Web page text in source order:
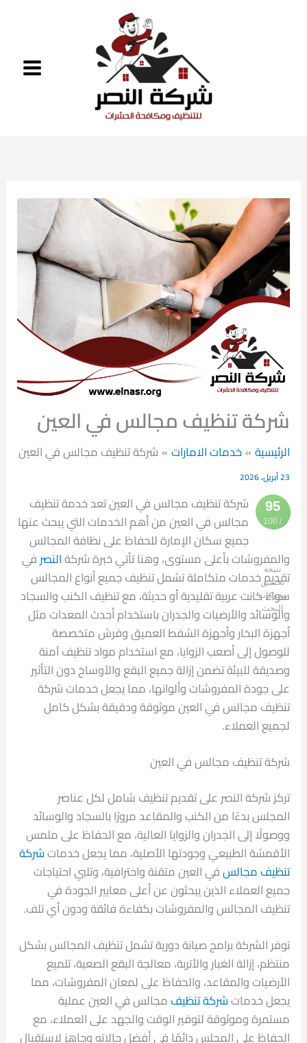
شركة تنظيف مجالس في العين
الرئيسية خدمات الامارات شركة تنظيف مجالس في العين
23 أبريل، 2026
95
/ 100
نتيجة
تحسين
محركات
البحث
شركة تنظيف مجالس في العين تعد خدمة تنظيف
مجالس في العين من أهم الخدمات التي يبحث عنها
جميع سكان الإمارة للحفاظ على نظافة المجالس
والمفروشات بأعلى مستوى، وهنا تأتي خبرة شركةالنصر في
تقديم خدمات متكاملة تشمل تنظيف جميع أنواع المجالس
سواء كانت عربية تقليدية أو حديثة، مع تنظيف الكنب والسجاد
والوسائد والأرضيات والجدران باستخدام أحدث المعدات مثل
أجهزة البخار وأجهزة الشفط العميق وفرش متخصصة
للوصول إلى أصعب الزوايا، مع استخدام مواد تنظيف آمنة
وصديقة للبيئة تضمن إزالة جميع البقع والأوساخ دون التأثير
على جودة المفروشات وألوانها، مما يجعل خدمات شركة
تنظيف مجالس في العين موثوقة ودقيقة بشكل كامل
لجميع العملاء.
شركة تنظيف مجالس في العين
تركز شركة النصر على تقديم تنظيف شامل لكل عناصر
المجلس بدءًا من الكنب والمقاعد مرورًا بالسجاد والوسائد
ووصولًا إلى الجدران والزوايا العالية، مع الحفاظ على ملمس
الأقمشة الطبيعي وجودتها الأصلية، مما يجعل خدماتشركة
تنظيف مجالسفي العين متقنة واحترافية، وتلبي احتياجات
جميع العملاء الذين يبحثون عن أعلى معايير الجودة في
تنظيف المجالس والمفروشات بكفاءة فائقة ودون أي تلف.
توفر الشركة برامج صيانة دورية تشمل تنظيف المجالس بشكل
منتظم، إزالة الغبار والأتربة، معالجة البقع الصعبة، تلميع
الأرضيات والمقاعد، والحفاظ على لمعان المفروشات، مما
يجعل خدماتشركة تنظيف مجالس في العين عملية
مستمرة وموثوقة لتوفير الوقت والجهد على العملاء، مع
الحفاظ على المجلس دائمًا في أفضل حالاته وجاهز لاستقبال